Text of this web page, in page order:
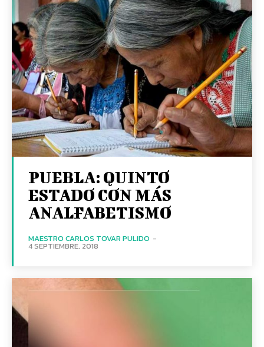
PUEBLA: QUINTO
ESTADO CON MÁS
ANALFABETISMO
MAESTRO CARLOS TOVAR PULIDO -
4 SEPTIEMBRE, 2018